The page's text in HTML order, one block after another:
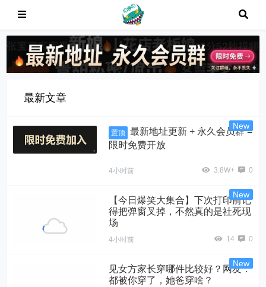
最新文章
置顶
最新地址更新 + 永久会员群 =
限时免费开放
4小时前 3.8W+ 0
【今日爆笑大集合】下次打印前记
得把弹窗叉掉，不然真的是社死现
场
4小时前 14 0
见女方家长穿哪件比较好？网友：
都被你穿了，她爸穿啥？